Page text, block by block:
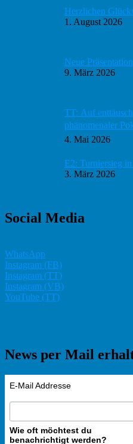
Herzlichen
1. August 2026
Neue
9. März 2026
TT: Auf
phänomenaler
4. Mai 2026
E2: Turniersieg
3. März 2026
Social Media
WhatsApp
Instagram (FB)
Instagram (TT)
Instagram (VB)
YouTube (TT)
News per Mail
E-Mail Addresse
Wie oft möchtest du
benachrichtigt werden?